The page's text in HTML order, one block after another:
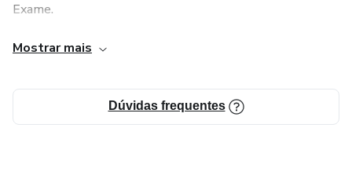
Exame.
Graduanda em Inteligência Artificial.
Advogada Especialista em Inteligência Artificial com
certificação em IA Generativa - Massachusetts Institute of
Technology - MIT.
Mostrar mais
Dúvidas frequentes